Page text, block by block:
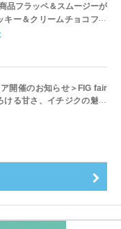
品フラッペ＆スムージーが
ー＆クリームチョコフラ
」8月5日（水）から販売
開催のお知らせ＞FIG fair
ける甘さ、イチジクの魅力
イチジク尽くしの全4種が